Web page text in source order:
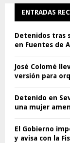
ENTRADAS
Detenidos tras
en Fuentes de
José Colomé
versión para
Detenido en
una mujer
El Gobierno
y avisa con la